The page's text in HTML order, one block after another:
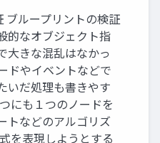
ブループリントの検証
的なオブジェクト指
大きな混乱はなかっ
ドやイベントなどで
いだ処理も書きやす
にも１つのノードを
トなどのアルゴリズ
を表現しようとする